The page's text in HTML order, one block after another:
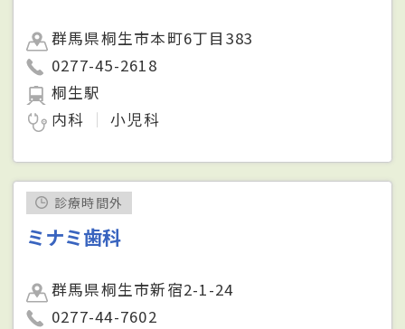
群馬県桐生市本町6丁目383
0277-45-2618
桐生駅
内科
小児科
診療時間外
ミナミ歯科
群馬県桐生市新宿2-1-24
0277-44-7602